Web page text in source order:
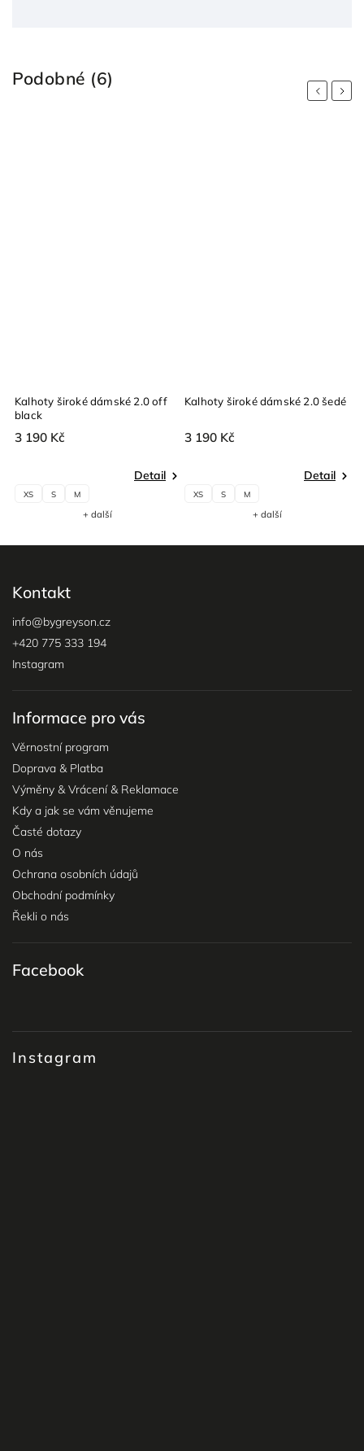
Podobné (6)
Previous
Kalhoty široké dámské 2.0 off
black
3 190 Kč
Detail
XS S M
+ další
Kalhoty široké dámské 2.0 šedé
3 190 Kč
Detail
XS S M
+ další
Next
Kontakt
info@bygreyson.cz
+420 775 333 194
Instagram
Informace pro vás
Věrnostní program
Doprava & Platba
Výměny & Vrácení & Reklamace
Kdy a jak se vám věnujeme
Časté dotazy
O nás
Ochrana osobních údajů
Obchodní podmínky
Řekli o nás
Instagram
Facebook